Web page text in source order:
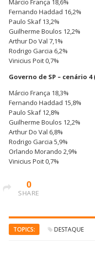
Márcio França 18,6%
Fernando Haddad 16,2%
Paulo Skaf 13,2%
Guilherme Boulos 12,2%
Arthur Do Val 7,1%
Rodrigo Garcia 6,2%
Vinicius Poit 0,7%
Governo de SP – cenário
Márcio França 18,3%
Fernando Haddad 15,8%
Paulo Skaf 12,8%
Guilherme Boulos 12,2%
Arthur Do Val 6,8%
Rodrigo Garcia 5,9%
Orlando Morando 2,9%
Vinicius Poit 0,7%
0
SHARE
TOPICS: DESTAQUE